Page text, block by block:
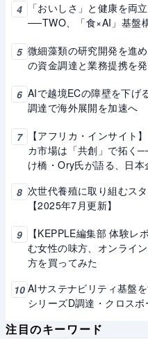
4
「おいしさ」と健康を両
──TWO、「食×AI」基盤
5 微細藻類の研究開発を進
の資金調達と業務提携を
6 AIで越境ECの障壁を下げ
調達で海外展開を加速へ
7
【アフリカ・インサイト
カ市場は「共創」で拓く
け橋・Ory氏が語る、日本
8 次世代養殖に取り組むス
【2025年7月更新】
9
【KEPPLE編集部 体験レ
む女性の味方、オンライ
方を買ってみた
10 AIサステナビリティ基盤
シリーズD調達・クロス
注目のキーワード